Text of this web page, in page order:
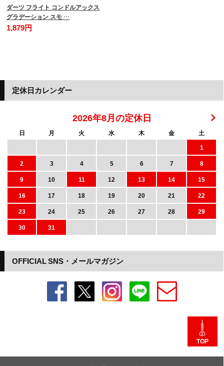
ダーツ フライト コンドルアックス
グラデーション スモ …
1,879円
OFFICIAL SNS・メールマガジン
定休日カレンダー
2026年8月の定休日
日 月 火 水 木 金
土
1
2
3 4 5 6 7
8
9
10 11 12 13 14
15
16
17 18 19 20 21
22
23
24 25 26 27 28
29
30
31
TOP